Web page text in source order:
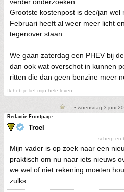
Grootste kostenpost is dec/jan wel
Februari heeft al weer meer licht
tegenover staan.
We gaan zaterdag een PHEV bij
dan ook wat overschot in kunnen
ritten die dan geen benzine meer
Ik heb je lief mijn hele leven
• woensdag 3 juni
Redactie Frontpage
Troel
scherp en
Mijn vader is op zoek naar een
praktisch om nu naar iets nieuws
we wel of niet rekening moeten
zulks.